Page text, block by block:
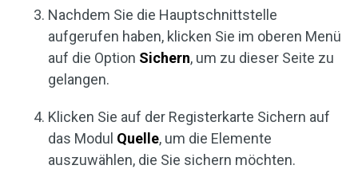
Nachdem Sie die Hauptschnittstelle
aufgerufen haben, klicken Sie im oberen Menü
auf die Option Sichern, um zu dieser Seite zu
gelangen.
Klicken Sie auf der Registerkarte Sichern auf
das Modul Quelle, um die Elemente
auszuwählen, die Sie sichern möchten.